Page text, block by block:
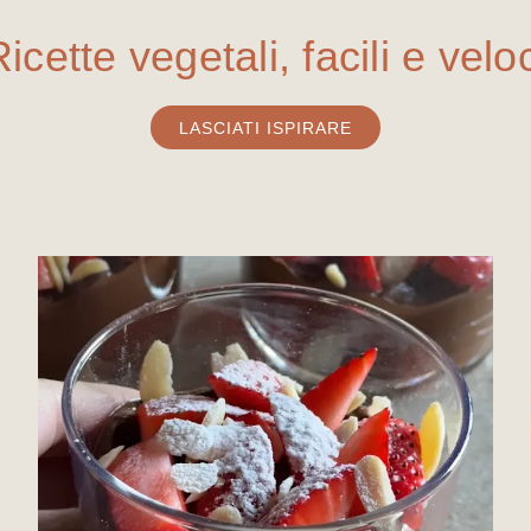
vegetali, facili e
LASCIATI ISPIRARE